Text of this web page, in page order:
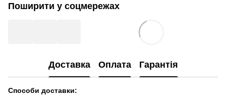
Поширити у соцмережах
Доставка Оплата Гарантія
Способи доставки: